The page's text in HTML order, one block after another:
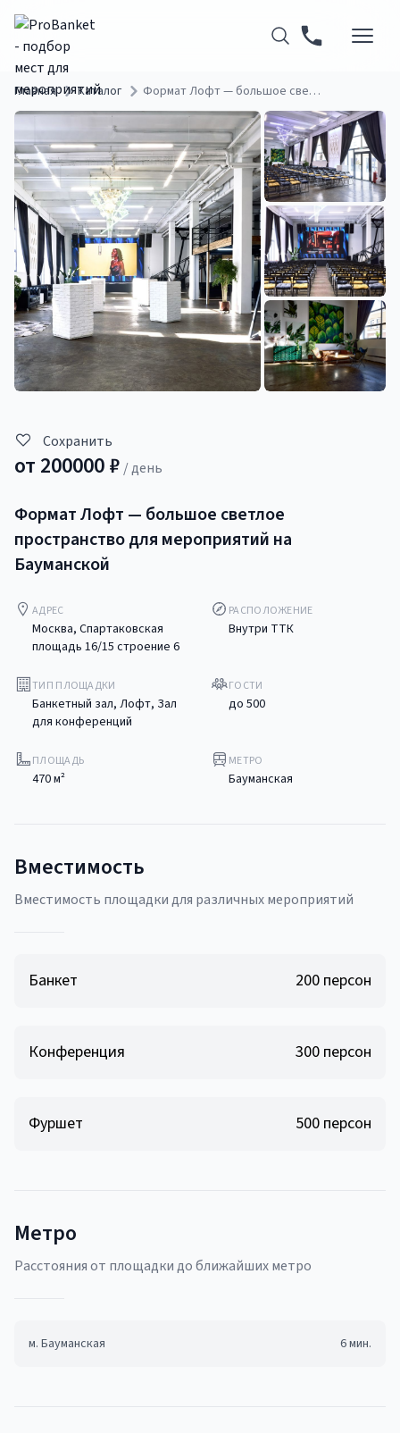
Главная Каталог Формат Лофт — большое светлое пространство для мероприятий на Бауманской
Сохранить
от 200000₽ / день
Формат Лофт — большое светлое
пространство для мероприятий на
Бауманской
АДРЕС
Москва, Спартаковская
площадь 16/15 строение 6
РАСПОЛОЖЕНИЕ
Внутри ТТК
ТИП ПЛОЩАДКИ
Банкетный зал, Лофт, Зал
для конференций
ГОСТИ
до 500
ПЛОЩАДЬ
470м²
МЕТРО
Бауманская
Вместимость
Вместимость площадки для различных мероприятий
Банкет 200 персон
Конференция 300 персон
Фуршет 500 персон
Метро
Pасстояния от площадки до ближайших метро
м. Бауманская 6мин.